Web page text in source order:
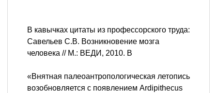
В кавычках цитаты из профессорского труда:
Савельев С.В. Возникновение мозга
человека // М.: ВЕДИ, 2010. В
«Внятная палеоантропологическая летопись
возобновляется с появлением Ardipithecus